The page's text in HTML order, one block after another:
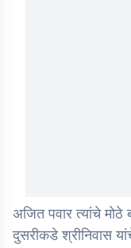
अजित पवार त्यांचे मोठे
दुसरीकडे श्रीनिवास